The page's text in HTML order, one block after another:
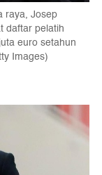
raya, Josep
daftar pelatih
euro setahun
Images)